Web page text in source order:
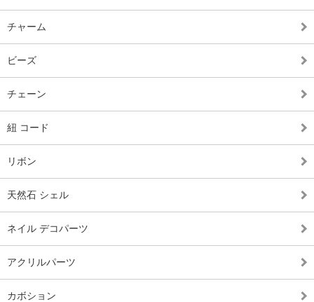
チャーム
ビーズ
チェーン
紐 コード
リボン
天然石 シェル
ネイル デコパーツ
アクリルパーツ
カボション